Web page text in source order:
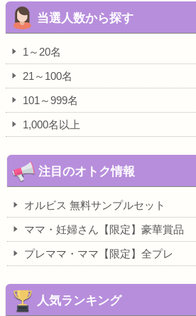
当選人数から探す
1～20名
21～100名
101～999名
1,000名以上
注目のオトク情報
オルビス 無料サンプルセット
ママ・妊婦さん【限定】豪華賞品
プレママ・ママ【限定】全プレ
人気ランキング